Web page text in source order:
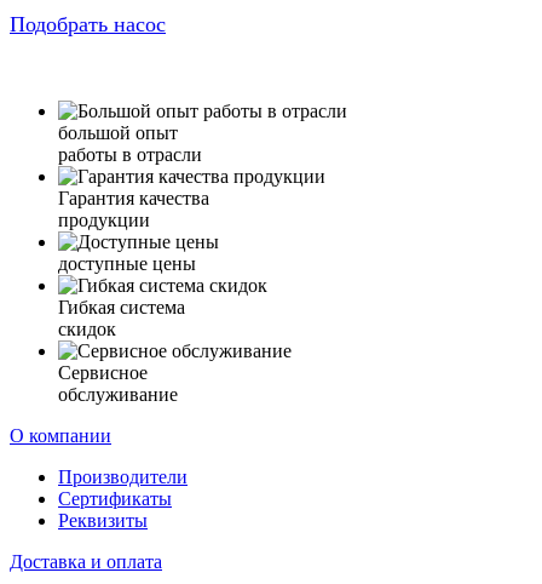
Подобрать насос
большой опыт
работы в отрасли
Гарантия качества
продукции
доступные цены
Гибкая система
скидок
Сервисное
обслуживание
О компании
Производители
Сертификаты
Реквизиты
Доставка и оплата